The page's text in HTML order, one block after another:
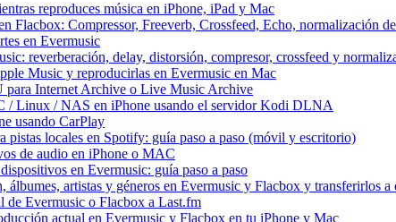
reproduces música en iPhone, iPad y Mac
Flacbox: Compressor, Freeverb, Crossfeed, Echo, normalización
en Evermusic
reverberación, delay, distorsión, compresor, crossfeed y
Music y reproducirlas en Evermusic en Mac
para Internet Archive o Live Music Archive
/ Linux / NAS en iPhone usando el servidor Kodi DLNA
usando CarPlay
pistas locales en Spotify: guía paso a paso (móvil y escritorio)
de audio en iPhone o MAC
en Evermusic: guía paso a paso
artistas y géneros en Evermusic y Flacbox y transferirlos
de Evermusic o Flacbox a Last.fm
actual en Evermusic y Flacbox en tu iPhone y Mac